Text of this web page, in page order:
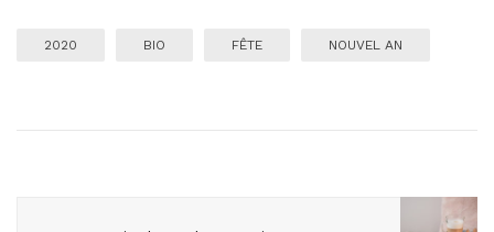
2020 BIO FÊTE NOUVEL AN